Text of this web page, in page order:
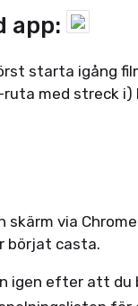
app:
starta igång
med streck
skärm via
börjat casta.
igen efter att